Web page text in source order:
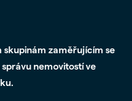
skupinám zaměřujícím se
nemovitostí ve